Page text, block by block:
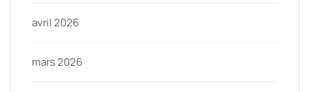
avril 2026
mars 2026